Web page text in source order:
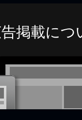
掲載につ